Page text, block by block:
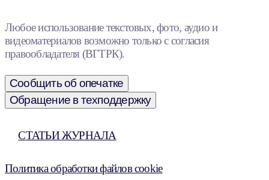
Любое использование текстовых, фото, аудио и
видеоматериалов возможно только с согласия
правообладателя (ВГТРК).
Сообщить об опечатке
Обращение в техподдержку
СТАТЬИ ЖУРНАЛА
Политика обработки файлов cookie